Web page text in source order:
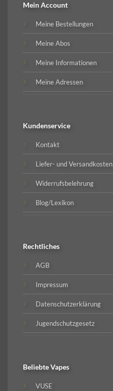
Mein Account
Meine Bestellungen
Meine Abos
Meine Informationen
Meine Adressen
Kundenservice
Kontakt
Liefer- und Versandkosten
Widerrufsbelehrung
Blog/Lexikon
Rechtliches
AGB
Impressum
Datenschutzerklärung
Jugendschutzgesetz
BeliebteVapes
VUSE